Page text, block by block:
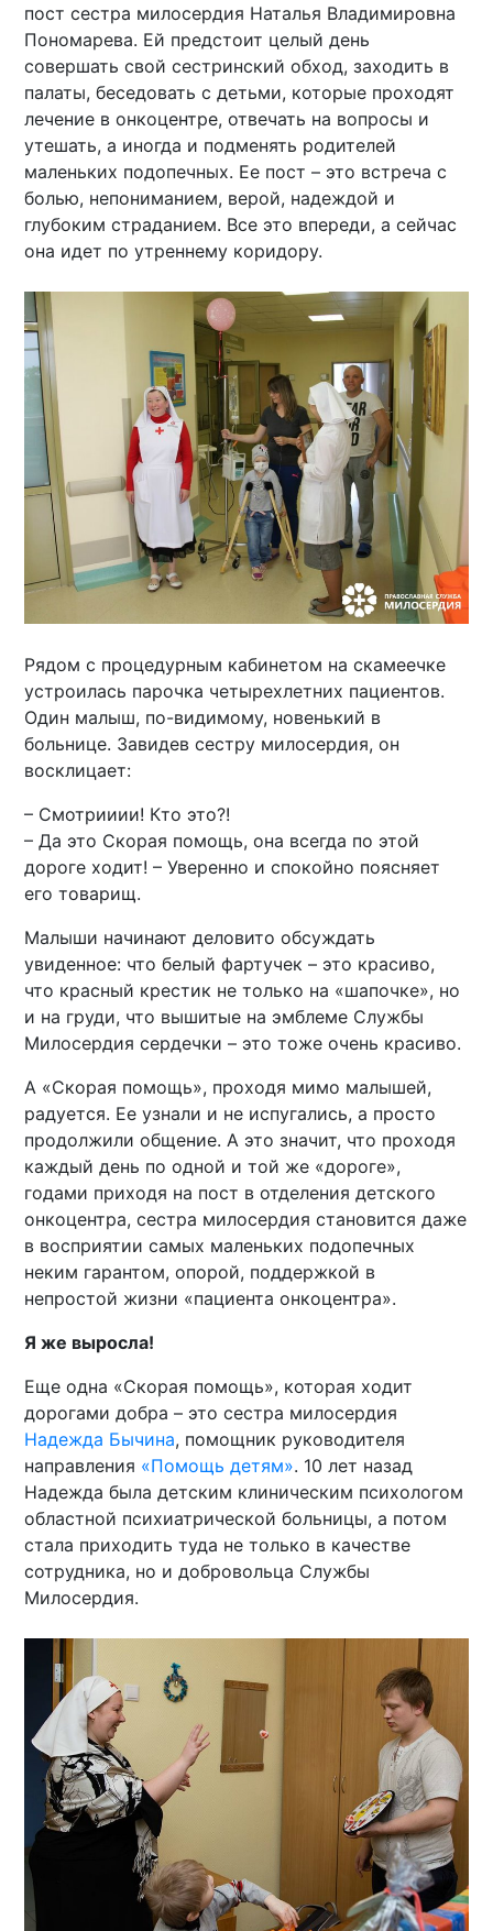
пост сестра милосердия Наталья Владимировна
Пономарева. Ей предстоит целый день
совершать свой сестринский обход, заходить в
палаты, беседовать с детьми, которые проходят
лечение в онкоцентре, отвечать на вопросы и
утешать, а иногда и подменять родителей
маленьких подопечных. Ее пост – это встреча с
болью, непониманием, верой, надеждой и
глубоким страданием. Все это впереди, а сейчас
она идет по утреннему коридору.
Рядом с процедурным кабинетом на скамеечке
устроилась парочка четырехлетних пациентов.
Один малыш, по-видимому, новенький в
больнице. Завидев сестру милосердия, он
восклицает:
– Смотрииии! Кто это?!
– Да это Скорая помощь, она всегда по этой
дороге ходит! – Уверенно и спокойно поясняет
его товарищ.
Малыши начинают деловито обсуждать
увиденное: что белый фартучек – это красиво,
что красный крестик не только на «шапочке», но
и на груди, что вышитые на эмблеме Службы
Милосердия сердечки – это тоже очень красиво.
А «Скорая помощь», проходя мимо малышей,
радуется. Ее узнали и не испугались, а просто
продолжили общение. А это значит, что проходя
каждый день по одной и той же «дороге»,
годами приходя на пост в отделения детского
онкоцентра, сестра милосердия становится даже
в восприятии самых маленьких подопечных
неким гарантом, опорой, поддержкой в
непростой жизни «пациента онкоцентра».
Я же выросла!
Еще одна «Скорая помощь», которая ходит
дорогами добра – это сестра милосердия
Надежда Бычина, помощник руководителя
направления «Помощь детям». 10 лет назад
Надежда была детским клиническим психологом
областной психиатрической больницы, а потом
стала приходить туда не только в качестве
сотрудника, но и добровольца Службы
Милосердия.